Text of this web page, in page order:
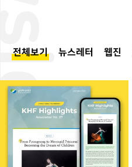
전체보기 뉴스레터 웹진